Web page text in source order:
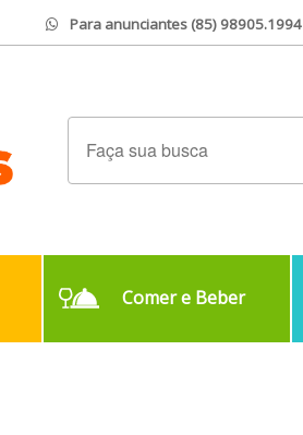
Para anunciantes (85) 98905.1994
Comer e Beber